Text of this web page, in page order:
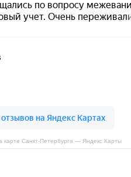
карте Санкт‑Петербурга — Яндекс Карты